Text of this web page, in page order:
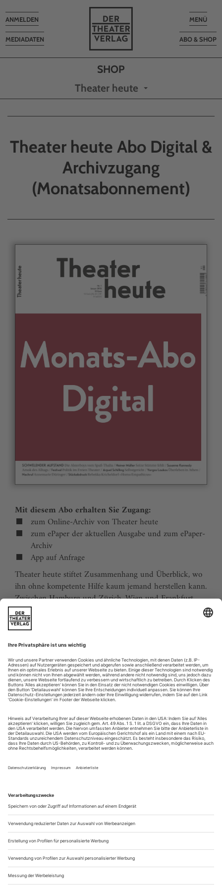
Toggle
MENÜ
ABO & SHOP
MEDIADATEN
Toggle
navigation
ANMELDEN
Theater heute
Theater heute Abo Digital &
Archivzugang
(Monatsabonnement)
Mit diesem Abo erhalten Sie Zugang:
zum Online-Archiv von Theater heute
zum ePaper der aktuellen Ausgabe und zum ePaper-
Archiv
App auf Anfrage
Theater heute stiftet Zusammenhang und Überblick, wo
ihn ohne kompetente Hilfe kaum jemand herstellen kann.
Zwischen Hamburg und Zürich, Wien und Frankfurt,
Jena und Aachen gibt es wie nirgends auf der Welt eine
dichte, vielfältige und produktive Theaterszene. Mit
Theater heute sind Sie jederzeit über die wichtigsten
Ereignisse informiert. Theater heute erscheint 12-mal im
Jahr mit einem Doppelheft im Juli und dem Jahrbuch im
August.
Sie erhalten Zugang zum Online-Archiv von Theater
heute und können sowohl das aktuelle ePaper als auch
das ePaper-Archiv über Ihren Account auf www.der-
theaterverlag.de einsehen. Zugang zur App auf Anfrage.
Das Abonnement hat eine Laufzeit von einem Monat und
verlängert sich jeweils um einen weiteren Monat, sofern
es nicht vom Kunden auf der Seite „Mein Konto/Meine
Bestellungen“ auf www.der-theaterverlag.de gekündigt
in Kraft.
Aus steuerlichen Gründen abweichende Preise für Käufe
außerhalb Deutschlands (Endpreis vor Auslösen der Bestellung
ersichtlich)